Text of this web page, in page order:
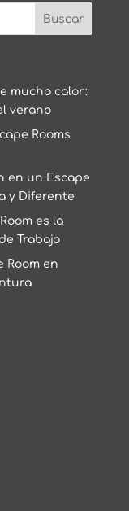
mucho calor:
verano
Rooms
en un Escape
y Diferente
es la
Trabajo
Room en